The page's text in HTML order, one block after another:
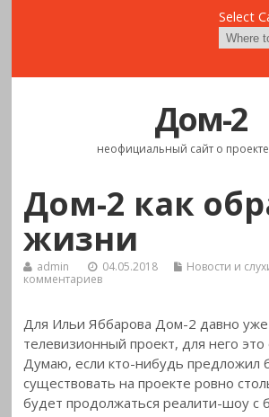
Select
Дом-2
неофициальный сайт о
Дом-2 как
жизни
admin 04.05.2018 Новости и
комментариев
Для Ильи Яббарова Дом-2 давно
телевизионный проект, для него
Думаю, если кто-нибудь предложил
существовать на проекте ровно
будет продолжаться реалити-шоу с